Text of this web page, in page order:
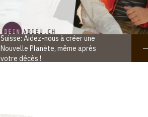
Suisse: Aidez-nous à créer une
Nouvelle Planète, même après
votre décès !